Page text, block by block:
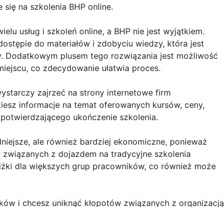
na szkolenia BHP online.
usług i szkoleń online, a BHP nie jest wyjątkiem.
do materiałów i zdobyciu wiedzy, która jest
Dodatkowym plusem tego rozwiązania jest możliwość
co zdecydowanie ułatwia proces.
zajrzeć na strony internetowe firm
informacje na temat oferowanych kursów, ceny,
ukończenie szkolenia.
ale również bardziej ekonomiczne, ponieważ
z dojazdem na tradycyjne szkolenia
dla większych grup pracowników, co również może
i chcesz uniknąć kłopotów związanych z organizacją